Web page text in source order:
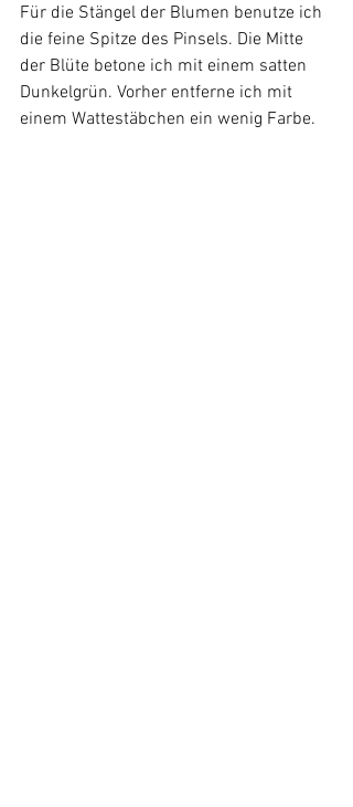
Für die Stängel der Blumen benutze ich
die feine Spitze des Pinsels. Die Mitte
der Blüte betone ich mit einem satten
Dunkelgrün. Vorher entferne ich mit
einem Wattestäbchen ein wenig Farbe.